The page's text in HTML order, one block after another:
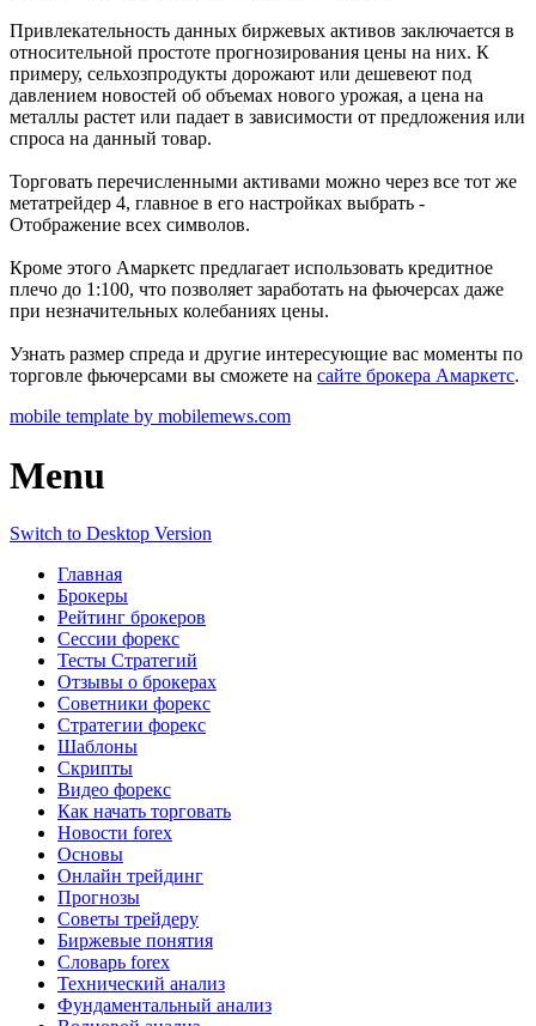
Привлекательность данных биржевых активов заключается в
относительной простоте прогнозирования цены на них. К
примеру, сельхозпродукты дорожают или дешевеют под
давлением новостей об объемах нового урожая, а цена на
металлы растет или падает в зависимости от предложения или
спроса на данный товар.
Торговать перечисленными активами можно через все тот же
метатрейдер 4, главное в его настройках выбрать -
Отображение всех символов.
Кроме этого Амаркетс предлагает использовать кредитное
плечо до 1:100, что позволяет заработать на фьючерсах даже
при незначительных колебаниях цены.
Узнать размер спреда и другие интересующие вас моменты по
торговле фьючерсами вы сможете на сайте брокера Амаркетс.
mobile template by mobilemews.com
Menu
Switch to Desktop Version
Главная
Брокеры
Рейтинг брокеров
Сессии форекс
Тесты Стратегий
Отзывы о брокерах
Советники форекс
Стратегии форекс
Шаблоны
Скрипты
Видео форекс
Как начать торговать
Новости forex
Основы
Онлайн трейдинг
Прогнозы
Советы трейдеру
Биржевые понятия
Словарь forex
Технический анализ
Фундаментальный анализ